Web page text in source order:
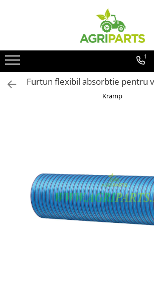
Accesorii
Ancore, stabilizatori, bare de
remorcare
Agricultura
1
Furtun flexibil absorbtie pentru
Kramp